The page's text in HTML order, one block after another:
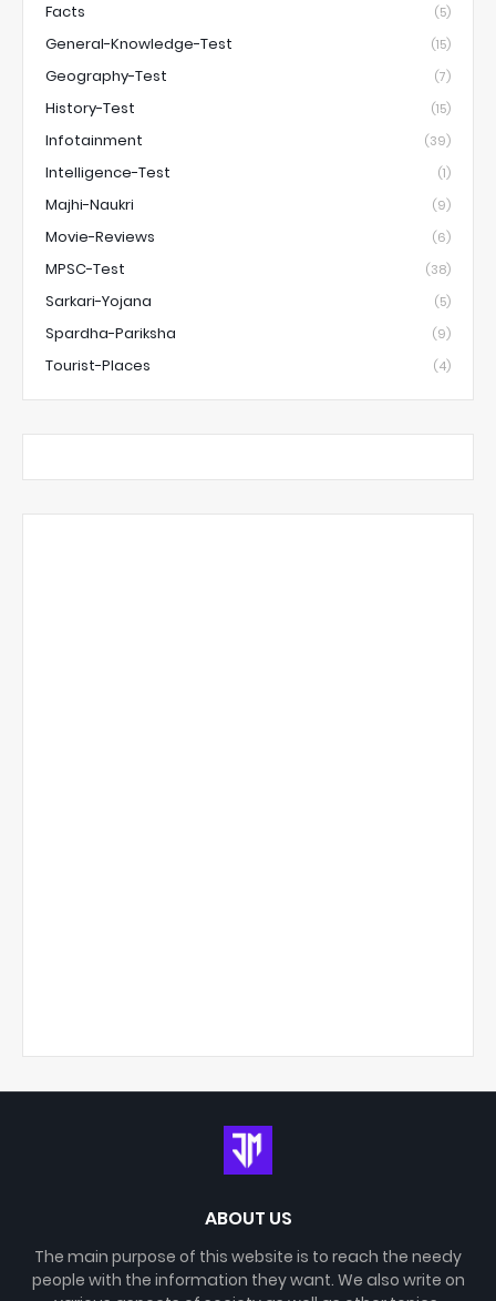
Facts (5)
General-Knowledge-Test (15)
Geography-Test (7)
History-Test (15)
Infotainment (39)
Intelligence-Test (1)
Majhi-Naukri (9)
Movie-Reviews (6)
MPSC-Test (38)
Sarkari-Yojana (5)
Spardha-Pariksha (9)
Tourist-Places (4)
ABOUT US
The main purpose of this website is to reach the needy
people with the information they want. We also write on